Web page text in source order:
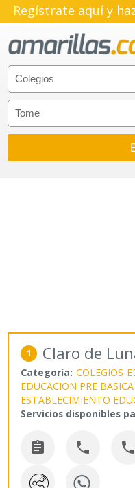
Regístrate aquí y
1 Claro de
Categoría: COLEGIOS
EDUCACION PRE BASICA
ESTABLECIMIENTO
Servicios disponibles
  